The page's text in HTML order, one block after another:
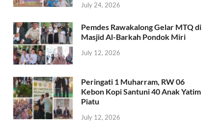
July 24, 2026
Pemdes Rawakalong Gelar MTQ di
Masjid Al-Barkah Pondok Miri
July 12, 2026
Peringati 1 Muharram, RW 06
Kebon Kopi Santuni 40 Anak Yatim
Piatu
July 12, 2026